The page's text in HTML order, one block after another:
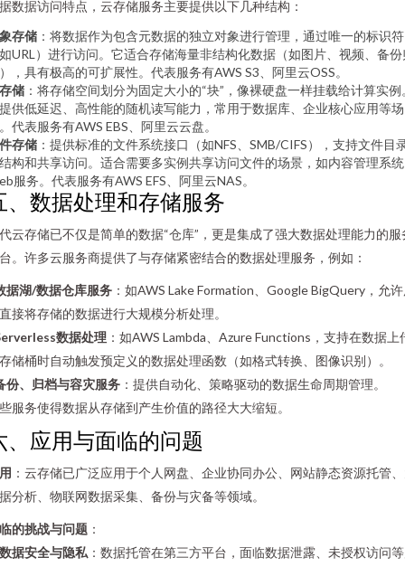
数据访问特点，云存储服务主要提供以下几种结构：
存储 ：将数据作为包含元数据的独立对象进行管理，通过唯一的标识符
URL）进行访问。它适合存储海量非结构化数据（如图片、视频、备份
，具有极高的可扩展性。代表服务有AWS S3、阿里云OSS。
储 ：将存储空间划分为固定大小的“块”，像裸硬盘一样挂载给计算实例
供低延迟、高性能的随机读写能力，常用于数据库、企业核心应用等场
代表服务有AWS EBS、阿里云云盘。
存储 ：提供标准的文件系统接口（如NFS、SMB/CIFS），支持文件目
构和共享访问。适合需要多实例共享访问文件的场景，如内容管理系
服务。代表服务有AWS EFS、阿里云NAS。
、数据处理和存储服务
云存储已不仅是简单的数据“仓库”，更是集成了强大数据处理能力的服
。许多云服务商提供了与存储紧密结合的数据处理服务，例如：
据湖/数据仓库服务 ：如AWS Lake Formation、Google BigQuery，允
接将存储的数据进行大规模分析处理。
数据处理 ：如AWS Lambda、Azure Functions，支持在数据上
储桶时自动触发预定义的数据处理函数（如格式转换、图像识别）。
份、归档与容灾服务 ：提供自动化、策略驱动的数据生命周期管理。
服务使得数据从存储到产生价值的路径大大缩短。
、应用与面临的问题
：云存储已广泛应用于个人网盘、企业协同办公、网站静态资源托管
分析、物联网数据采集、备份与灾备等领域。
的挑战与问题 ：
数据安全与隐私 ：数据托管在第三方平台，面临数据泄露、未授权访问